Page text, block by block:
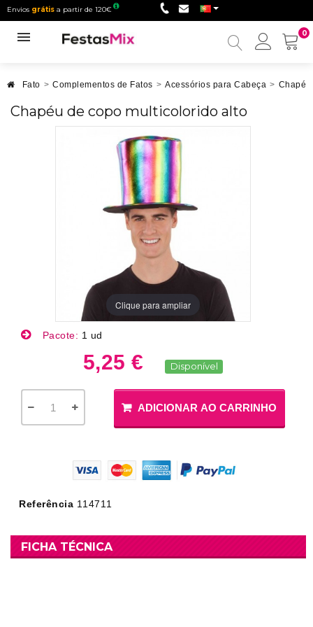
Envios grátis a partir de 120€
0
Minha
Fato > Complementos de Fatos > Acessórios para Cabeça >
Chapéu de copo multicolorido alto
Clique para ampliar
Pacote: 1 ud
5,25 € Disponível
ADICIONAR AO CARRINHO
Referência 114711
FICHA TÉCNICA